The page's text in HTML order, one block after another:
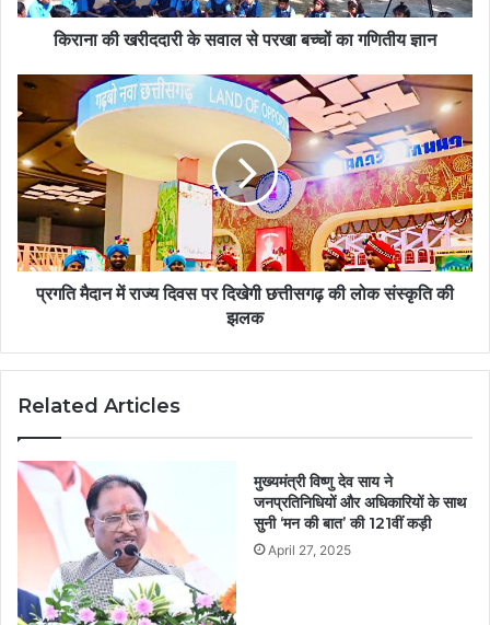
किराना की खरीददारी के सवाल से परखा बच्चों का गणितीय ज्ञान
प्रगति मैदान में राज्य दिवस पर दिखेगी छत्तीसगढ़ की लोक संस्कृति की
झलक
Related Articles
मुख्यमंत्री विष्णु देव साय ने
जनप्रतिनिधियों और अधिकारियों के साथ
सुनी ‘मन की बात’ की 121वीं कड़ी
April 27, 2025